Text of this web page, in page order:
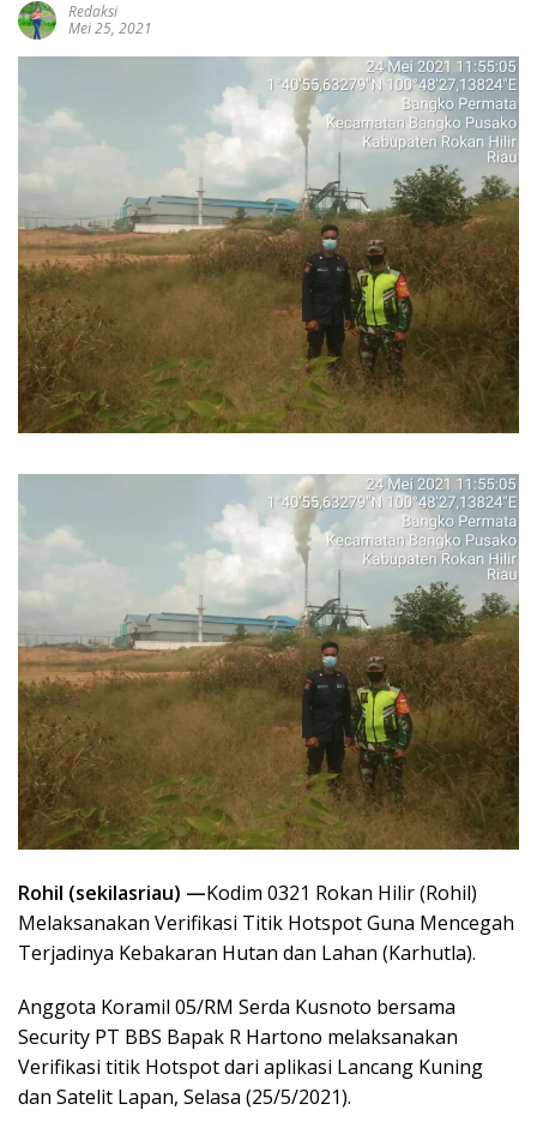
Redaksi
Mei 25, 2021
Rohil (sekilasriau) —Kodim 0321 Rokan Hilir (Rohil)
Melaksanakan Verifikasi Titik Hotspot Guna Mencegah
Terjadinya Kebakaran Hutan dan Lahan (Karhutla).
Anggota Koramil 05/RM Serda Kusnoto bersama
Security PT BBS Bapak R Hartono melaksanakan
Verifikasi titik Hotspot dari aplikasi Lancang Kuning
dan Satelit Lapan, Selasa (25/5/2021).